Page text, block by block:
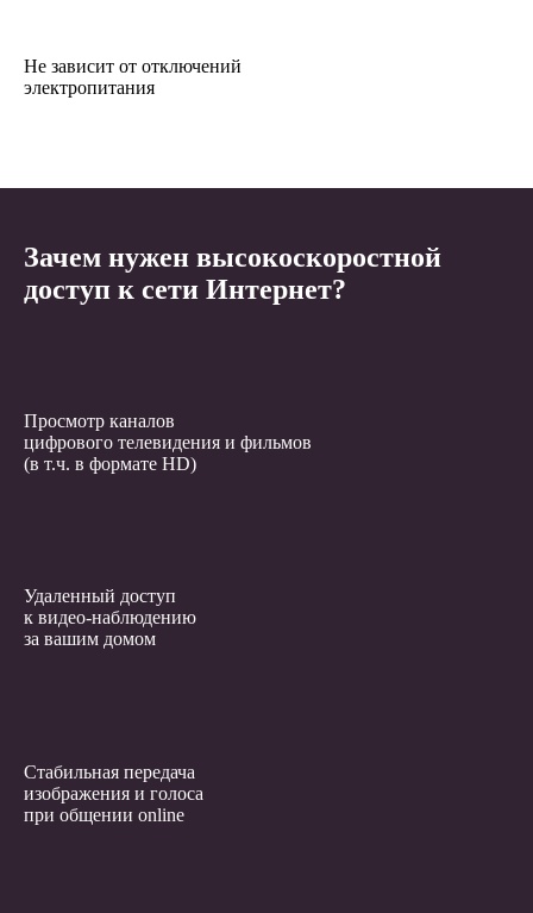
Не зависит от отключений
электропитания
Зачем нужен высокоскоростной
доступ к сети Интернет?
Просмотр каналов
цифрового телевидения и фильмов
(в т.ч. в формате HD)
Удаленный доступ
к видео-наблюдению
за вашим домом
Стабильная передача
изображения и голоса
при общении online